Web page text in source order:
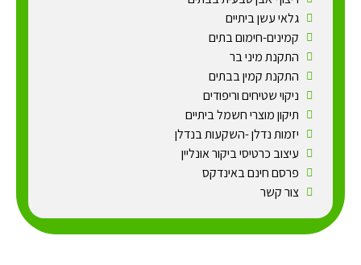
גלאי עשן ביתיים
קמינים-חימום בתים
התקנת מיני בר
התקנת קמין בבתים
ניקוי שטיחים וריפודים
תיקון מוצרי חשמל ביתיים
יזמות נדלן -השקעות בנדלן
עיצוב כרטיסי ביקור אונליין
פרסם חינם באינדקס
צור קשר